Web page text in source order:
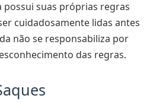
possui suas próprias regras
cuidadosamente lidas antes
não se responsabiliza por
das regras.